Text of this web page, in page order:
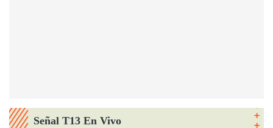
Señal T13 En Vivo